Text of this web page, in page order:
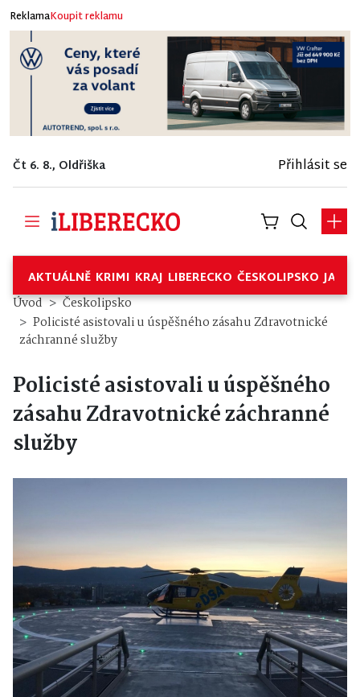
ReklamaKoupit reklamu
Čt 6. 8., Oldřiška Přihlásit se
AKTUÁLNĚ KRIMI KRAJ LIBERECKO ČESKOLIPSKO
Úvod
Českolipsko
Policisté asistovali u úspěšného zásahu Zdravotnické
záchranné služby
Policisté asistovali u úspěšného
zásahu Zdravotnické záchranné
služby